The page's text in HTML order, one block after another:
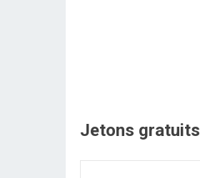
Jetons gratuits